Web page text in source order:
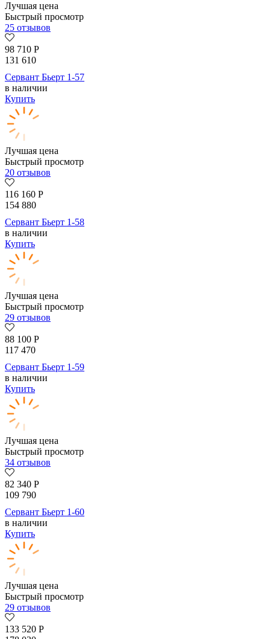
Лучшая цена
Быстрый просмотр
25 отзывов
98 710 Р
131 610
Сервант Бьерт 1-57
в наличии
Купить
Лучшая цена
Быстрый просмотр
20 отзывов
116 160 Р
154 880
Сервант Бьерт 1-58
в наличии
Купить
Лучшая цена
Быстрый просмотр
29 отзывов
88 100 Р
117 470
Сервант Бьерт 1-59
в наличии
Купить
Лучшая цена
Быстрый просмотр
34 отзывов
82 340 Р
109 790
Сервант Бьерт 1-60
в наличии
Купить
Лучшая цена
Быстрый просмотр
29 отзывов
133 520 Р